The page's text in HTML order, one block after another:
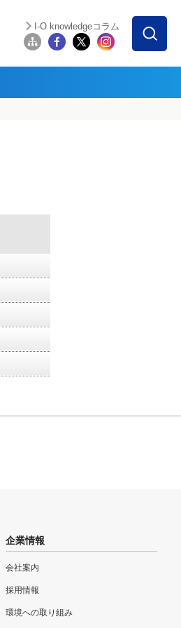
I-O knowledgeコラム
企業情報
会社案内
採用情報
環境への取り組み